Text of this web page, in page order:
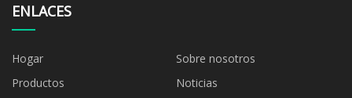
ENLACES
Hogar
Sobre nosotros
Productos
Noticias